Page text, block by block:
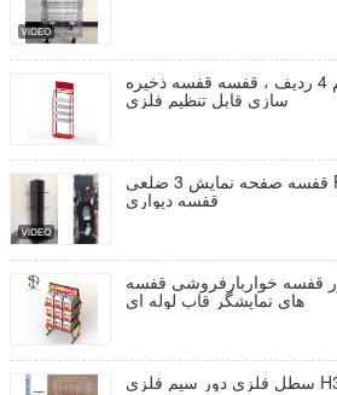
قفسه های آهنی قابل تنظیم 4 ردیف ، قفسه قفسه ذخیره
سازی قابل تنظیم فلزی
قفسه صفحه نمایش 3 ضلعی Pegboard / Metal مثلثی
قفسه دیواری
قفسه خواربارفروشی قفسه
های نمایشگر قاب لوله ای